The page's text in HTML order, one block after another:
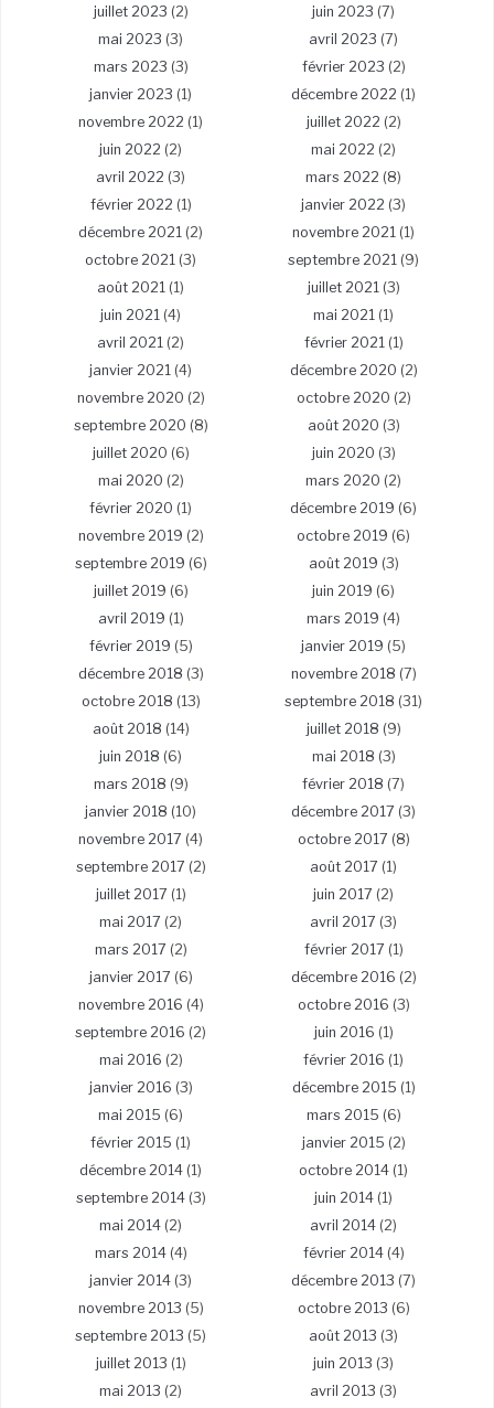
juillet 2023 (2) juin 2023 (7)
mai 2023 (3) avril 2023 (7)
mars 2023 (3) février 2023 (2)
janvier 2023 (1) décembre 2022 (1)
novembre 2022 (1) juillet 2022 (2)
juin 2022 (2) mai 2022 (2)
avril 2022 (3) mars 2022 (8)
février 2022 (1) janvier 2022 (3)
décembre 2021 (2) novembre 2021 (1)
octobre 2021 (3) septembre 2021 (9)
août 2021 (1) juillet 2021 (3)
juin 2021 (4) mai 2021 (1)
avril 2021 (2) février 2021 (1)
janvier 2021 (4) décembre 2020 (2)
novembre 2020 (2) octobre 2020 (2)
septembre 2020 (8) août 2020 (3)
juillet 2020 (6) juin 2020 (3)
mai 2020 (2) mars 2020 (2)
février 2020 (1) décembre 2019 (6)
novembre 2019 (2) octobre 2019 (6)
septembre 2019 (6) août 2019 (3)
juillet 2019 (6) juin 2019 (6)
avril 2019 (1) mars 2019 (4)
février 2019 (5) janvier 2019 (5)
décembre 2018 (3) novembre 2018 (7)
octobre 2018 (13) septembre 2018 (31)
août 2018 (14) juillet 2018 (9)
juin 2018 (6) mai 2018 (3)
mars 2018 (9) février 2018 (7)
janvier 2018 (10) décembre 2017 (3)
novembre 2017 (4) octobre 2017 (8)
septembre 2017 (2) août 2017 (1)
juillet 2017 (1) juin 2017 (2)
mai 2017 (2) avril 2017 (3)
mars 2017 (2) février 2017 (1)
janvier 2017 (6) décembre 2016 (2)
novembre 2016 (4) octobre 2016 (3)
septembre 2016 (2) juin 2016 (1)
mai 2016 (2) février 2016 (1)
janvier 2016 (3) décembre 2015 (1)
mai 2015 (6) mars 2015 (6)
février 2015 (1) janvier 2015 (2)
décembre 2014 (1) octobre 2014 (1)
septembre 2014(3) juin 2014 (1)
mai 2014 (2) avril 2014 (2)
mars 2014(4) février 2014(4)
janvier 2014 (3) décembre 2013 (7)
novembre 2013 (5) octobre 2013 (6)
septembre 2013 (5) août 2013 (3)
juillet 2013 (1) juin 2013 (3)
mai 2013 (2) avril 2013 (3)